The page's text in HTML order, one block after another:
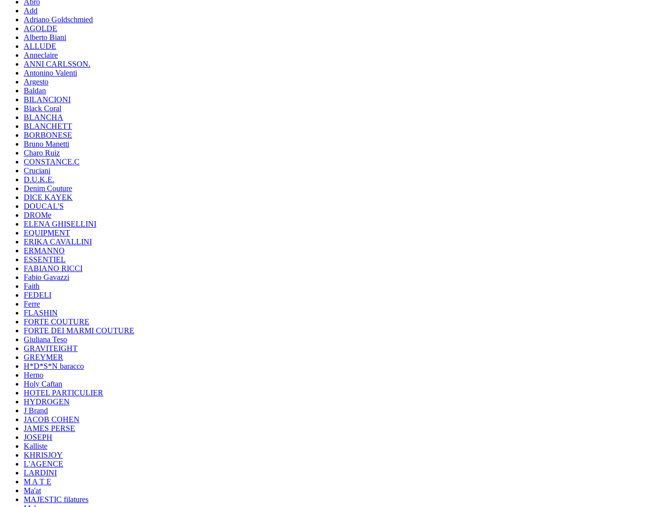
Abro
Add
Adriano Goldschmied
AGOLDE
Alberto Biani
ALLUDE
Anneclaire
ANNI CARLSSON.
Antonino Valenti
Argesto
Baldan
BILANCIONI
Black Coral
BLANCHA
BLANCHETT
BORBONESE
Bruno Manetti
Charo Ruiz
CONSTANCE.C
Cruciani
D.U.K.E.
Denim Couture
DICE KAYEK
DOUCAL'S
DROMe
ELENA GHISELLINI
EQUIPMENT
ERIKA CAVALLINI
ERMANNO
ESSENTIEL
FABIANO RICCI
Fabio Gavazzi
Faith
FEDELI
Ferre
FLASHIN
FORTE COUTURE
FORTE DEI MARMI COUTURE
Giuliana Teso
GRAVITEIGHT
GREYMER
H*D*S*N baracco
Herno
Holy Caftan
HOTEL PARTICULIER
HYDROGEN
J Brand
JACOB COHEN
JAMES PERSE
JOSEPH
Kalliste
KHRISJOY
L'AGENCE
LARDINI
M A T E
Ma'at
MAJESTIC filatures